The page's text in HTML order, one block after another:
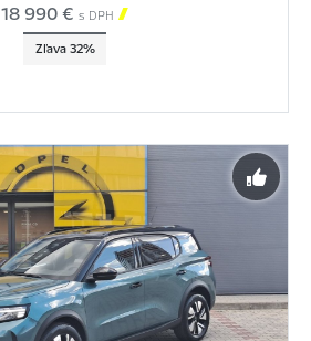
18 990 €s DPH 
Zľava 32%